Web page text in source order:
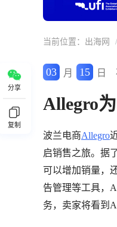
当前位置： 出海网 /
分享
复制
03 月 15 日
Allegro
波兰电商Allegro
启销售之旅。据
可以增加销量，
告管理等工具，
务，卖家将看到